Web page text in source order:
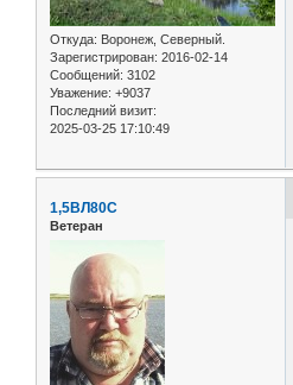
Откуда: Воронеж, Северный.
Зарегистрирован: 2016-02-14
Сообщений: 3102
Уважение: +9037
Последний визит:
2025-03-25 17:10:49
1,5ВЛ80С
Ветеран